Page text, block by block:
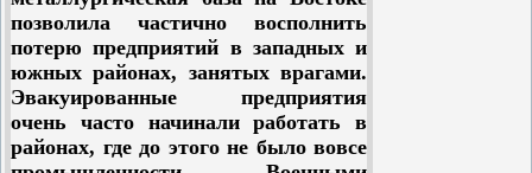
первых, что победил советский
общественный строй, выдержавший
испытание в огне войны и
показавший свою полную
жизнеспособность; победа СССР
означает, во-вторых, что победил
советский государственный строй,
позволила частично восполнить
потерю предприятий в западных и
южных районах, занятых врагами.
Эвакуированные предприятия
очень часто начинали работать в
районах, где до этого не было вовсе